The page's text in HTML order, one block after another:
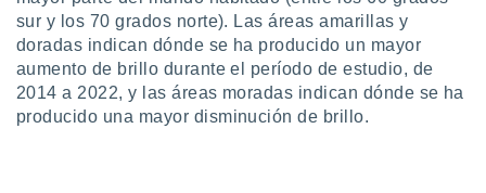
como
sitio
IP
de
sur y los 70 grados norte). Las áreas amarillas y
doradas indican dónde se ha producido un mayor
aumento de brillo durante el período de estudio, de
2014 a 2022, y las áreas moradas indican dónde se ha
producido una mayor disminución de brillo.